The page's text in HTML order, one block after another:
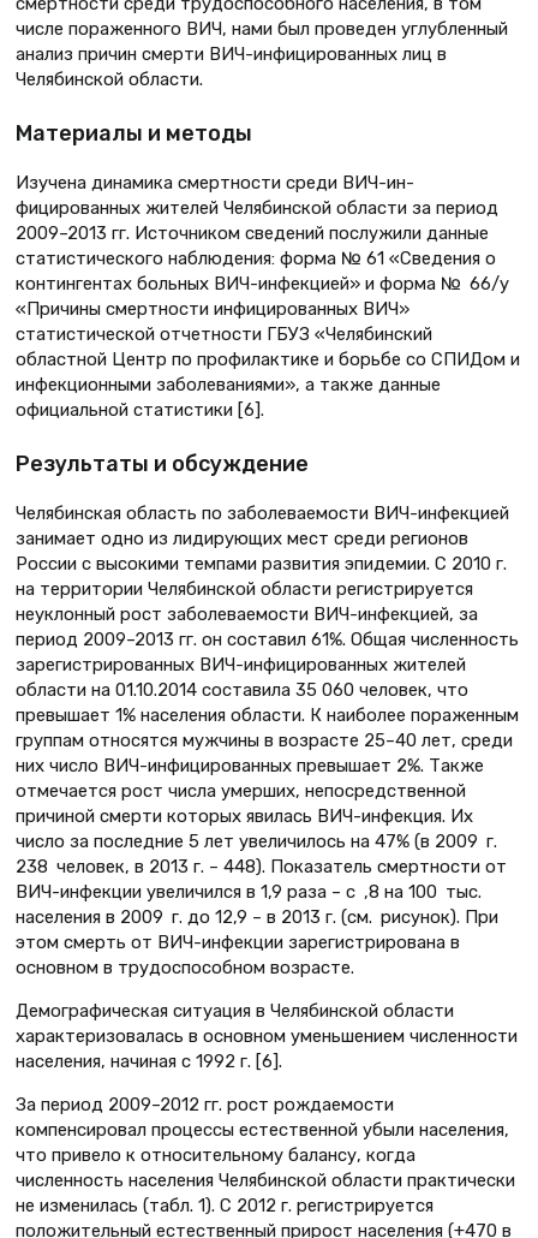
числе пораженного ВИЧ, нами был проведен углубленный
анализ причин смерти ВИЧ-инфицированных лиц в
Челябинской области.
Материалы и методы
Изучена динамика смертности среди ВИЧ-ин­
фицированных жителей Челябинской области за период
2009–2013 гг. Источником сведений послужили данные
статистического наблюдения: форма № 61 «Сведения о
контингентах больных ВИЧ-инфекцией» и форма № 66/у
«Причины смертности инфицированных ВИЧ»
статистической отчетности ГБУЗ «Челябинский
областной Центр по профилактике и борьбе со СПИДом и
инфекционными заболеваниями», а также данные
официальной статистики [6].
Результаты и обсуждение
Челябинская область по заболеваемости ВИЧ-инфекцией
занимает одно из лидирующих мест среди регионов
России с высокими темпами развития эпидемии. С 2010 г.
на территории Челябинской области регистрируется
неуклонный рост заболеваемости ВИЧ-инфекцией, за
период 2009–2013 гг. он составил 61%. Общая численность
зарегистрированных ВИЧ-инфицированных жителей
области на 01.10.2014 составила 35 060 человек, что
превышает 1% населения области. К наиболее пораженным
группам относятся мужчины в возрасте 25–40 лет, среди
них число ВИЧ-инфицированных превышает 2%. Также
отмечается рост числа умерших, непосредственной
причиной смерти которых явилась ВИЧ-инфекция. Их
число за последние 5 лет увеличилось на 47% (в 2009 г.
238 человек, в 2013 г. – 448). Показатель смертности от
ВИЧ-инфекции увеличился в 1,9 раза – с ,8 на 100 тыс.
населения в 2009 г. до 12,9 – в 2013 г. (см. рисунок). При
этом смерть от ВИЧ-инфекции зарегистрирована в
основном в трудоспособном возрасте.
Демографическая ситуация в Челябинской области
характеризовалась в основном уменьшением численности
населения, начиная с 1992 г. [6].
За период 2009–2012 гг. рост рождаемости
компенсировал процессы естественной убыли населения,
что привело к относительному балансу, когда
численность населения Челябинской области практически
не изменилась (табл. 1). С 2012 г. регистрируется
положительный естественный прирост населения (+470 в